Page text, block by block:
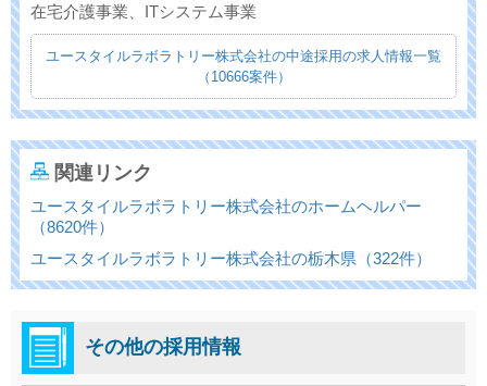
在宅介護事業、ITシステム事業
ユースタイルラボラトリー株式会社の中途採用の求人情報一覧
（10666案件）
関連リンク
ユースタイルラボラトリー株式会社のホームヘルパー
（8620件）
ユースタイルラボラトリー株式会社の栃木県（322件）
その他の採用情報